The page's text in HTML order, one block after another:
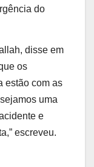
do
disse em
os
estão com as
uma
e
escreveu.